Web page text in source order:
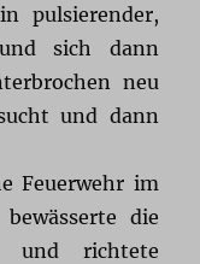
pulsierender,
sich dann
neu
und dann
Feuerwehr im
die
und richtete